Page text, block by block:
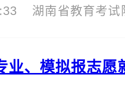
湖南省教育考试
业、模拟报志